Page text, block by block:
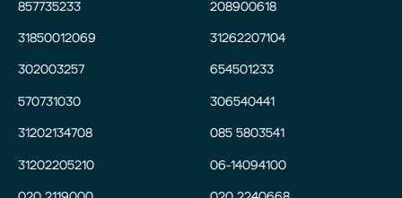
857735233
31850012069
302003257
570731030
31202134708
31202205210
208900618
31262207104
654501233
306540441
085 5803541
06-14094100